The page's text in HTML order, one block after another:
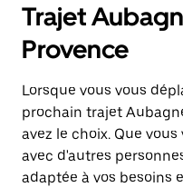
Trajet
Provence
Lorsque vous vous
prochain trajet
avez le choix. Que
avec d'autres
adaptée à vos besoins